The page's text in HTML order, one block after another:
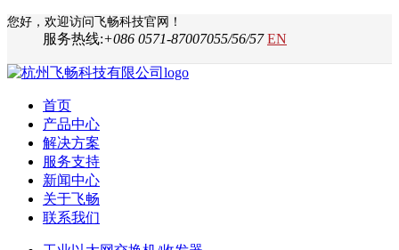
您好，欢迎访问飞畅科技官网！
服务热线:+086 0571-87007055/56/57 EN
首页
产品中心
解决方案
服务支持
新闻中心
关于飞畅
联系我们